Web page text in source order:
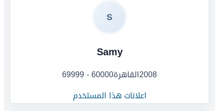
S
Samy
2008القاهرة60000 - 69999
اعلانات هذا المستخدم